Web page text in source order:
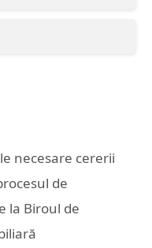
necesare cererii
de
la Biroul de